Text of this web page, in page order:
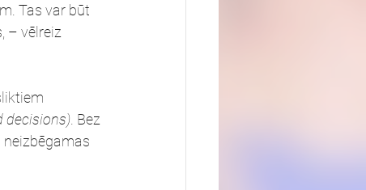
Tas var būt
– vēlreiz
decisions) . Bez